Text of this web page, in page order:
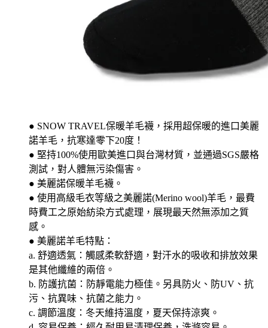
● SNOW TRAVEL保暖羊毛襪，採用超保暖的進口美麗
諾羊毛，抗寒達零下20度！
● 堅持100%使用歐美進口與台灣材質，並通過SGS嚴格
測試，對人體無污染傷害。
● 美麗諾保暖羊毛襪。
● 使用高級毛衣等級之美麗諾(Merino wool)羊毛，最費
時費工之原始紡染方式處理，展現最天然無添加之質
感。
● 美麗諾羊毛特點：
a. 舒適透氣：觸感柔軟舒適，對汗水的吸收和排放效果
是其他纖維的兩倍。
b. 防護抗菌：防靜電能力極佳。另具防火、防UV、抗
污、抗異味、抗菌之能力。
c. 調節溫度：冬天維持溫度，夏天保持涼爽。